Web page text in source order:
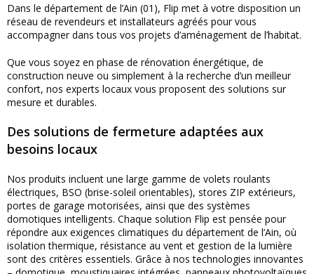
Dans le département de l’Ain (01), Flip met à votre disposition un
réseau de revendeurs et installateurs agréés pour vous
accompagner dans tous vos projets d’aménagement de l’habitat.
Que vous soyez en phase de rénovation énergétique, de
construction neuve ou simplement à la recherche d’un meilleur
confort, nos experts locaux vous proposent des solutions sur
mesure et durables.
Des solutions de fermeture adaptées aux
besoins locaux
Nos produits incluent une large gamme de volets roulants
électriques, BSO (brise-soleil orientables), stores ZIP extérieurs,
portes de garage motorisées, ainsi que des systèmes
domotiques intelligents. Chaque solution Flip est pensée pour
répondre aux exigences climatiques du département de l’Ain, où
isolation thermique, résistance au vent et gestion de la lumière
sont des critères essentiels. Grâce à nos technologies innovantes